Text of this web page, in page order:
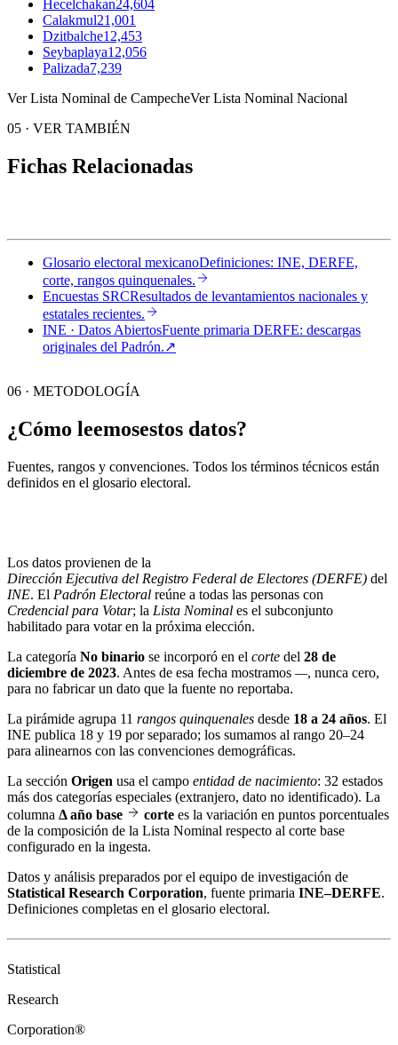
Hecelchakan24,604
Calakmul21,001
Dzitbalche12,453
Seybaplaya12,056
Palizada7,239
Ver Lista Nominal de CampecheVer Lista Nominal Nacional
05 · VER TAMBIÉN
Fichas Relacionadas
Glosario electoral mexicanoDefiniciones: INE, DERFE,
corte, rangos quinquenales.
Encuestas SRCResultados de levantamientos nacionales y
estatales recientes.
INE · Datos AbiertosFuente primaria DERFE: descargas
originales del Padrón.↗︎
06 · METODOLOGÍA
¿Cómo leemosestos datos?
Fuentes, rangos y convenciones. Todos los términos técnicos están
definidos en el glosario electoral.
Los datos provienen de la
Dirección Ejecutiva del Registro Federal de Electores (DERFE) del
INE. El Padrón Electoral reúne a todas las personas con
Credencial para Votar; la Lista Nominal es el subconjunto
habilitado para votar en la próxima elección.
La categoría No binario se incorporó en el corte del 28 de
diciembre de 2023. Antes de esa fecha mostramos —, nunca cero,
para no fabricar un dato que la fuente no reportaba.
La pirámide agrupa 11 rangos quinquenales desde 18 a 24 años. El
INE publica 18 y 19 por separado; los sumamos al rango 20–24
para alinearnos con las convenciones demográficas.
La sección Origen usa el campo entidad de nacimiento: 32 estados
más dos categorías especiales (extranjero, dato no identificado). La
columna Δ año base corte es la variación en puntos porcentuales
de la composición de la Lista Nominal respecto al corte base
configurado en la ingesta.
Datos y análisis preparados por el equipo de investigación de
Statistical Research Corporation, fuente primaria INE–DERFE.
Definiciones completas en el glosario electoral.
Statistical
Research
Corporation®